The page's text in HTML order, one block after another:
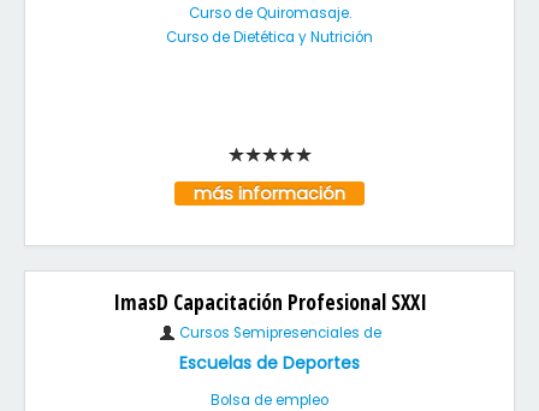
Curso de Quiromasaje.
Curso de Dietética y Nutrición
más información
ImasD Capacitación Profesional SXXI
Cursos Semipresenciales de
Escuelas de Deportes
Bolsa de empleo